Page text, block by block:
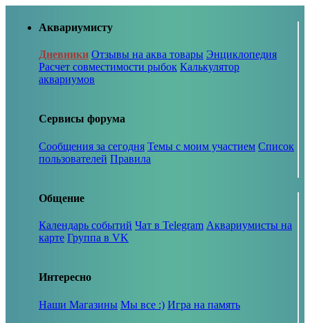
Аквариумисту
Дневники Отзывы на аква товары Энциклопедия
Расчет совместимости рыбок Калькулятор
аквариумов
Сервисы форума
Сообщения за сегодня Темы с моим участием Список
пользователей Правила
Общение
Календарь событий Чат в Telegram Аквариумисты на
карте Группа в VK
Интересно
Наши Магазины Мы все :) Игра на память